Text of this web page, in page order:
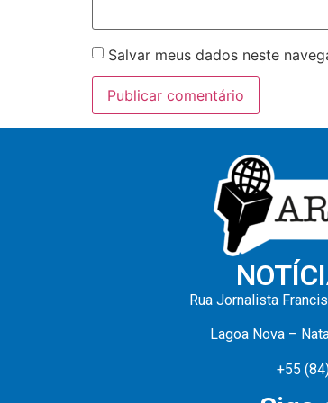
Salvar meus dados neste
Rua Jornalista
Lagoa Nova –
+55